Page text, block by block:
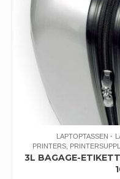
LAPTOPTASSEN
PRINTERS,
3L BAGAGE-